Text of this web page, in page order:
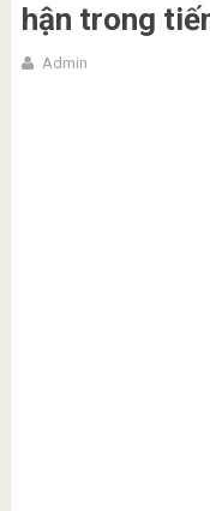
hận trong
Admin